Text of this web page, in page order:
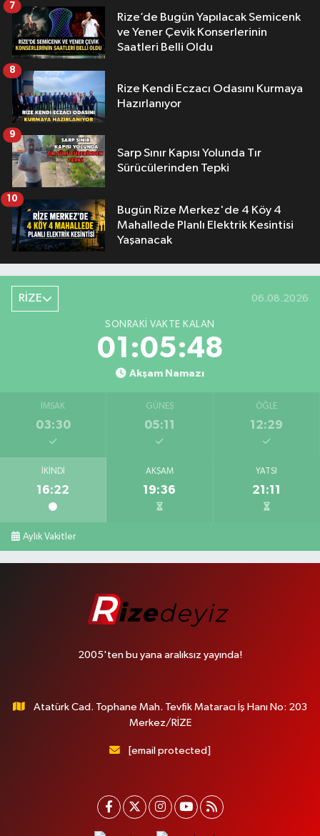
Rize’de Bugün Yapılacak Semicenk
ve Yener Çevik Konserlerinin
Saatleri Belli Oldu
7
Rize Kendi Eczacı Odasını Kurmaya
Hazırlanıyor
8
Sarp Sınır Kapısı Yolunda Tır
Sürücülerinden Tepki
9
Bugün Rize Merkez'de 4 Köy 4
Mahallede Planlı Elektrik Kesintisi
Yaşanacak
10
RİZE 06.08.2026
SONRAKI VAKTE KALAN
01:05:47
Akşam Namazı
İMSAK
03:30
GÜNEŞ
05:11
ÖĞLE
12:29
İKINDI
16:22
AKŞAM
19:36
YATSI
21:11
Aylık Vakitler
2005'ten bu yana aralıksız yayında!
Atatürk Cad. Tophane Mah. Tevfik Mataracı İş Hanı No: 203
Merkez/RİZE
[email protected]